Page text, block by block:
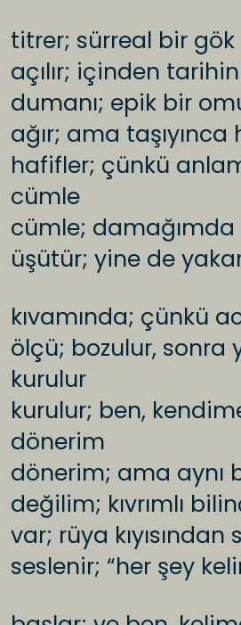
titrer; sürreal bir gök
açılır; içinden
dumanı; epik bir
ağır; ama
hafifler; çünkü
cümle
cümle;
üşütür; yine de
kıvamında; çünkü
ölçü; bozulur, sonra
kurulur
kurulur; ben,
dönerim
dönerim; ama aynı
değilim; kıvrımlı
var; rüya kıyısından
seslenir; “her şey